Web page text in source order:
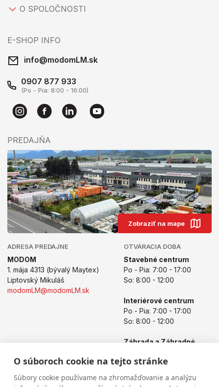
O súboroch cookie na tejto stránke
Súbory cookie používame na zhromažďovanie a analýzu
O SPOLOČNOSTI
E-SHOP INFO
info@modomLM.sk
0907 877 933
(Po - Pia: 8:00 - 16:00)
PREDAJŇA
Zobraziť na mape
ADRESA PREDAJNE
MODOM
1. mája 4313 (bývalý Maytex)
Liptovský Mikuláš
modomLM@modomLM.sk
OTVÁRACIA DOBA
Stavebné centrum
Po - Pia: 7:00 - 17:00
So: 8:00 - 12:00
Interiérové centrum
Po - Pia: 7:00 - 17:00
So: 8:00 - 12:00
Záhrada a Záhradné
Po - Pia: 8:00 - 17:00
So: 8:00 - 12:00